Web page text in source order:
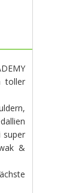
toller
super
&